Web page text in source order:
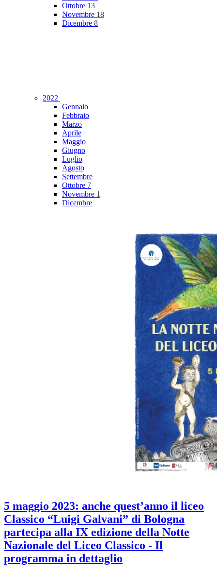
Ottobre 13
Novembre 18
Dicembre 8
2022
Gennaio
Febbraio
Marzo
Aprile
Maggio
Giugno
Luglio
Agosto
Settembre
Ottobre 7
Novembre 1
Dicembre
5 maggio 2023: anche quest’anno il liceo
Classico “Luigi Galvani” di Bologna
partecipa alla IX edizione della Notte
Nazionale del Liceo Classico - Il
programma in dettaglio